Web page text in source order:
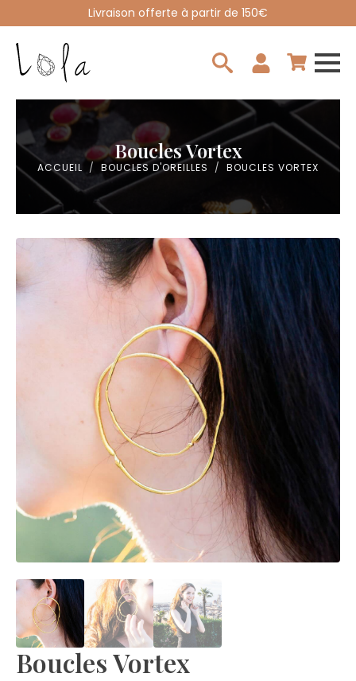
Livraison offerte à partir de 150€
Boucles Vortex
ACCUEIL BOUCLES D'OREILLES BOUCLES VORTEX
Boucles Vortex